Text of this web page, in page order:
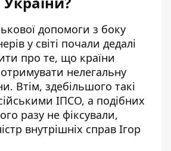
допомоги з боку
у світі почали дедалі
про те, що країни
нелегальну
Втім, здебільшого такі
ІПСО, а подібних
разу не фіксували,
внутрішніх справ Ігор